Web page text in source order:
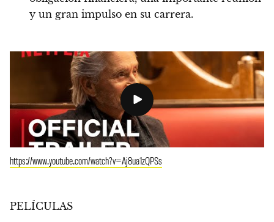
y un gran impulso en su carrera.
https://www.youtube.com/watch?v=Aj8ua1zQPSs
PELÍCULAS